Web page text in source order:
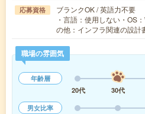
応募資格
ブランクOK / 英語力不要
・言語：使用しない・OS
の他：インフラ関連の設
職場の雰囲気
年齢層
20代
30代
男女比率